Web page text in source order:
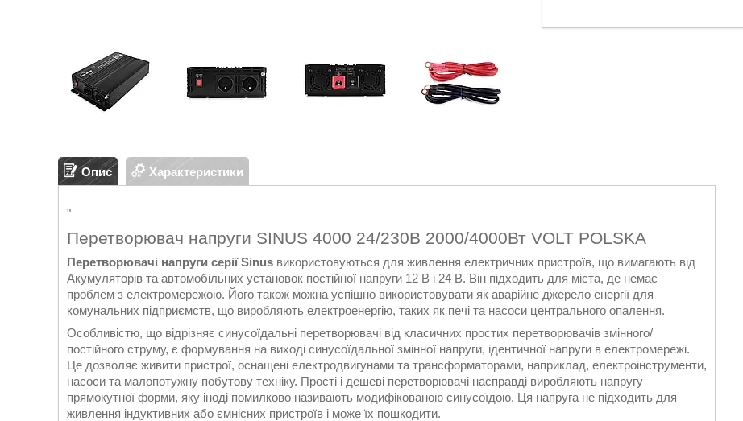
Опис Характеристики
"
Перетворювач напруги SINUS 4000 24/230В 2000/4000Вт VOLT POLSKA
Перетворювачі напруги серії Sinus використовуються для живлення електричних пристроїв, що вимагають від
Акумуляторів та автомобільних установок постійної напруги 12 В і 24 В. Він підходить для міста, де немає
проблем з електромережою. Його також можна успішно використовувати як аварійне джерело енергії для
комунальних підприємств, що виробляють електроенергію, таких як печі та насоси центрального опалення.
Особливістю, що відрізняє синусоїдальні перетворювачі від класичних простих перетворювачів змінного/
постійного струму, є формування на виході синусоїдальної змінної напруги, ідентичної напруги в електромережі.
Це дозволяє живити пристрої, оснащені електродвигунами та трансформаторами, наприклад, електроінструменти,
насоси та малопотужну побутову техніку. Прості і дешеві перетворювачі насправді виробляють напругу
прямокутної форми, яку іноді помилково називають модифікованою синусоїдою. Ця напруга не підходить для
живлення індуктивних або ємнісних пристроїв і може їх пошкодити.